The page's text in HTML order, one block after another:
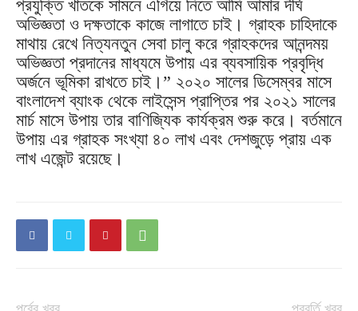
প্রযুক্তি খাতকে সামনে এগিয়ে নিতে আমি আমার দীর্ঘ
অভিজ্ঞতা ও দক্ষতাকে কাজে লাগাতে চাই। গ্রাহক চাহিদাকে
মাথায় রেখে নিত্যনতুন সেবা চালু করে গ্রাহকদের আনন্দময়
অভিজ্ঞতা প্রদানের মাধ্যমে উপায় এর ব্যবসায়িক প্রবৃদ্ধি
অর্জনে ভূমিকা রাখতে চাই।” ২০২০ সালের ডিসেম্বর মাসে
বাংলাদেশ ব্যাংক থেকে লাইসেন্স প্রাপ্তির পর ২০২১ সালের
মার্চ মাসে উপায় তার বাণিজ্যিক কার্যক্রম শুরু করে। বর্তমানে
উপায় এর গ্রাহক সংখ্যা ৪০ লাখ এবং দেশজুড়ে প্রায় এক
লাখ এজেন্ট রয়েছে।